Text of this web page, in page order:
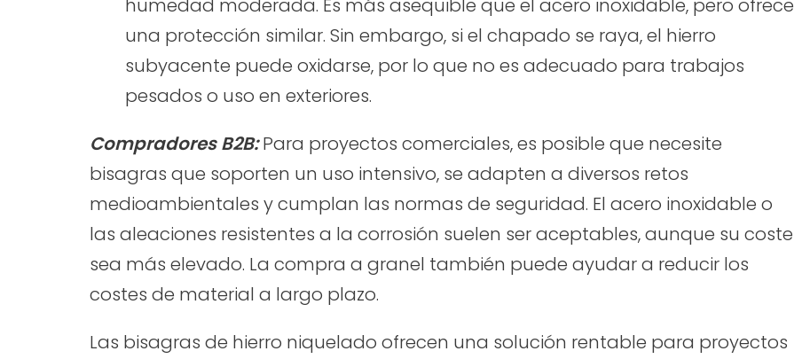
humedad moderada. Es más asequible que el acero inoxidable, pero ofrece
una protección similar. Sin embargo, si el chapado se raya, el hierro
subyacente puede oxidarse, por lo que no es adecuado para trabajos
pesados o uso en exteriores.
Compradores B2B:Para proyectos comerciales, es posible que necesite
bisagras que soporten un uso intensivo, se adapten a diversos retos
medioambientales y cumplan las normas de seguridad. El acero inoxidable o
las aleaciones resistentes a la corrosión suelen ser aceptables, aunque su coste
sea más elevado. La compra a granel también puede ayudar a reducir los
costes de material a largo plazo.
Las bisagras de hierro niquelado ofrecen una solución rentable para proyectos